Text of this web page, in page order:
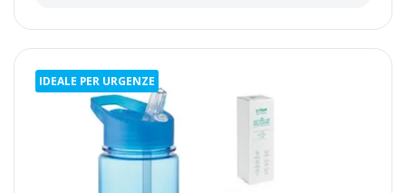
IDEALE PER URGENZE